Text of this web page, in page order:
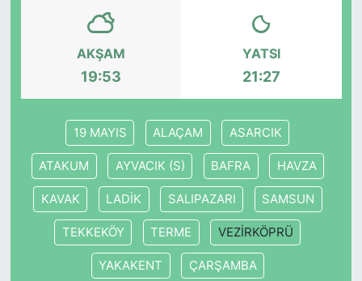
AKŞAM
19:53
YATSI
21:27
19 MAYIS ALAÇAM ASARCIK
ATAKUM AYVACIK (S) BAFRA HAVZA
KAVAK LADİK SALIPAZARI SAMSUN
TEKKEKÖY TERME VEZİRKÖPRÜ
YAKAKENT ÇARŞAMBA
RÖPORTAJLAR
BİYOGRAFİLER